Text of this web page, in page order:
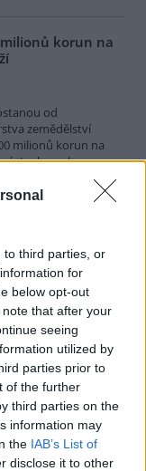
to third parties, or
for
below opt-out
that after your
seeing
utilized by
parties prior to
of the further
third parties on the
information may
the IAB’s List of
disclose it to other
korun na
od
zemědělství
milionů korun na
nebo
malých vodních
září do 7. října.
vedrech remízky
zvířata na jihu
při tropických
ochlazují v
i kamenných stájích.
farmáři
a v největších
Kvůli suchu
přikrmovat
a rostou náklady na
zjistila ČTK.